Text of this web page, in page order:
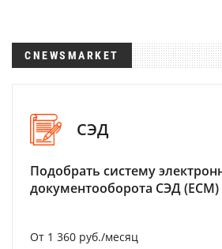
CNEWSMARKET
СЭД
Подобрать систему
документооборота СЭД (ECM)
От 1 360 руб./месяц